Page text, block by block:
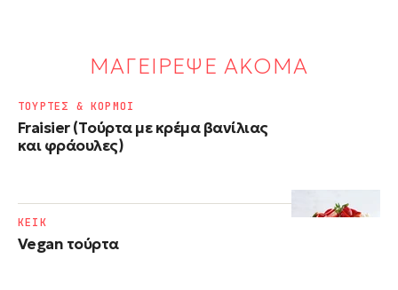
ΜΑΓΕΙΡΕΨΕ ΑΚΟΜΑ
Fraisier (Tούρτα με κρέμα βανίλιας
και φράουλες)
ΤΟΥΡΤΕΣ & ΚΟΡΜΟΙ
Vegan τούρτα
ΚΕΙΚ